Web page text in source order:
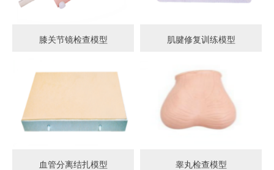
膝关节镜检查模型 肌腱修复训练模型
血管分离结扎模型 睾丸检查模型